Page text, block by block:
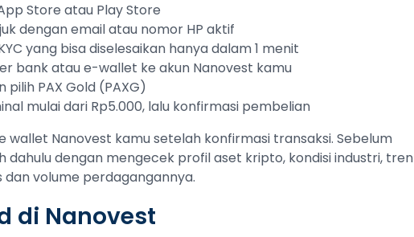
Store atau Play Store
dengan email atau nomor HP aktif
yang bisa diselesaikan hanya dalam 1 menit
bank atau e-wallet ke akun Nanovest kamu
PAX Gold (PAXG)
mulai dari Rp5.000, lalu konfirmasi pembelian
wallet Nanovest kamu setelah konfirmasi transaksi. Sebelum
dahulu dengan mengecek profil aset kripto, kondisi industri, tren
volume perdagangannya.
di Nanovest